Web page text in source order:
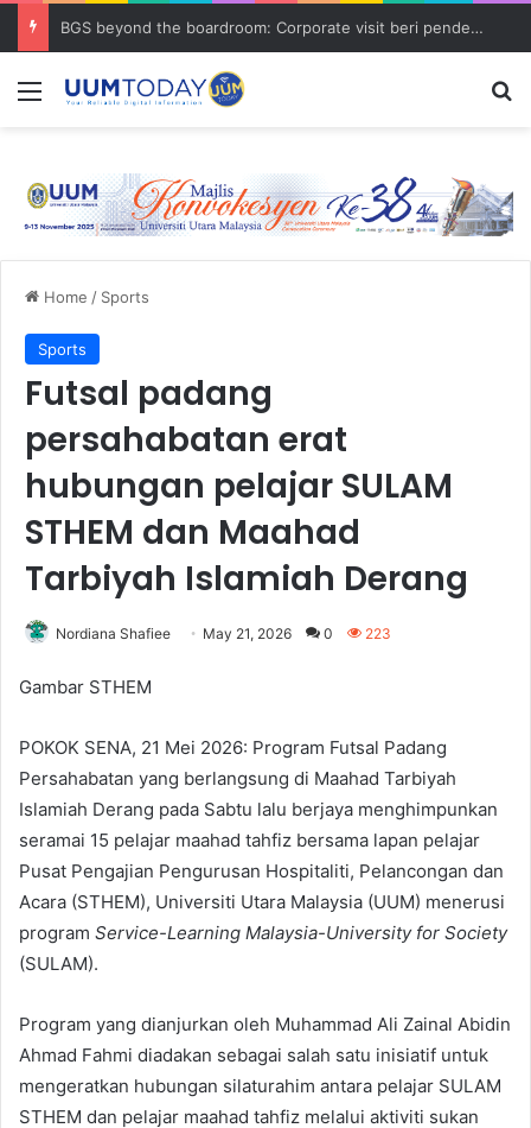
BGS beyond the boardroom: Corporate visit beri pendedahan dunia korporat kepada PELAJAR UUM
Menu
Home / Sports
Sports
Futsal padang
persahabatan erat
hubungan pelajar SULAM
STHEM dan Maahad
Tarbiyah Islamiah Derang
Nordiana Shafiee May 21, 2026 0 223
Gambar STHEM
POKOK SENA, 21 Mei 2026: Program Futsal Padang
Persahabatan yang berlangsung di Maahad Tarbiyah
Islamiah Derang pada Sabtu lalu berjaya menghimpunkan
seramai 15 pelajar maahad tahfiz bersama lapan pelajar
Pusat Pengajian Pengurusan Hospitaliti, Pelancongan dan
Acara (STHEM), Universiti Utara Malaysia (UUM) menerusi
program Service-Learning Malaysia-University for Society
(SULAM).
Program yang dianjurkan oleh Muhammad Ali Zainal Abidin
Ahmad Fahmi diadakan sebagai salah satu inisiatif untuk
mengeratkan hubungan silaturahim antara pelajar SULAM
STHEM dan pelajar maahad tahfiz melalui aktiviti sukan